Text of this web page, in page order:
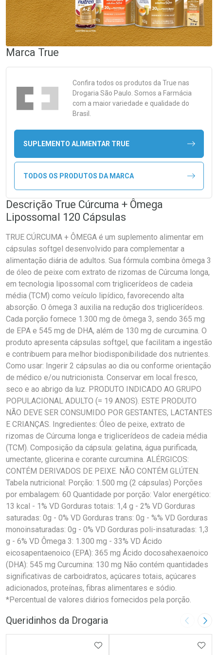
Marca True
Confira todos os produtos da True nas
Drogaria São Paulo. Somos a Farmácia
com a maior variedade e qualidade do
Brasil.
SUPLEMENTO ALIMENTAR TRUE
TODOS OS PRODUTOS DA MARCA
Descrição True Cúrcuma + Ômega
Lipossomal 120 Cápsulas
TRUE CÚRCUMA + ÔMEGA é um suplemento alimentar em
cápsulas softgel desenvolvido para complementar a
alimentação diária de adultos. Sua fórmula combina ômega 3
de óleo de peixe com extrato de rizomas de Cúrcuma longa,
em tecnologia lipossomal com triglicerídeos de cadeia
média (TCM) como veículo lipídico, favorecendo alta
absorção. O ômega 3 auxilia na redução dos triglicerídeos.
Cada porção fornece 1.300 mg de ômega 3, sendo 365 mg
de EPA e 545 mg de DHA, além de 130 mg de curcumina. O
produto apresenta cápsulas softgel, que facilitam a ingestão
e contribuem para melhor biodisponibilidade dos nutrientes.
Como usar: Ingerir 2 cápsulas ao dia ou conforme orientação
de médico e/ou nutricionista. Conservar em local fresco,
seco e ao abrigo da luz. PRODUTO INDICADO AO GRUPO
POPULACIONAL ADULTO (= 19 ANOS). ESTE PRODUTO
NÃO DEVE SER CONSUMIDO POR GESTANTES, LACTANTES
E CRIANÇAS. Ingredientes: Óleo de peixe, extrato de
rizomas de Cúrcuma longa e triglicerídeos de cadeia média
(TCM). Composição da cápsula: gelatina, água purificada,
umectante, glicerina e corante curcumina. ALÉRGICOS:
CONTÉM DERIVADOS DE PEIXE. NÃO CONTÉM GLÚTEN.
Tabela nutricional: Porção: 1.500 mg (2 cápsulas) Porções
por embalagem: 60 Quantidade por porção: Valor energético:
13 kcal - 1% VD Gorduras totais: 1,4 g - 2% VD Gorduras
saturadas: 0g - 0% VD Gorduras trans: 0g - %% VD Gorduras
monoinsaturadas: 0g - 0% VD Gorduras poli-insaturadas: 1,3
g - 6% VD Ômega 3: 1.300 mg - 33% VD Ácido
eicosapentaenoico (EPA): 365 mg Ácido docosahexaenoico
(DHA): 545 mg Curcumina: 130 mg Não contém quantidades
significativas de carboidratos, açúcares totais, açúcares
adicionados, proteínas, fibras alimentares e sódio.
*Percentual de valores diários fornecidos pela porção.
Queridinhos da Drogaria Imagem
ADICIONAR AOS FAVORITOS